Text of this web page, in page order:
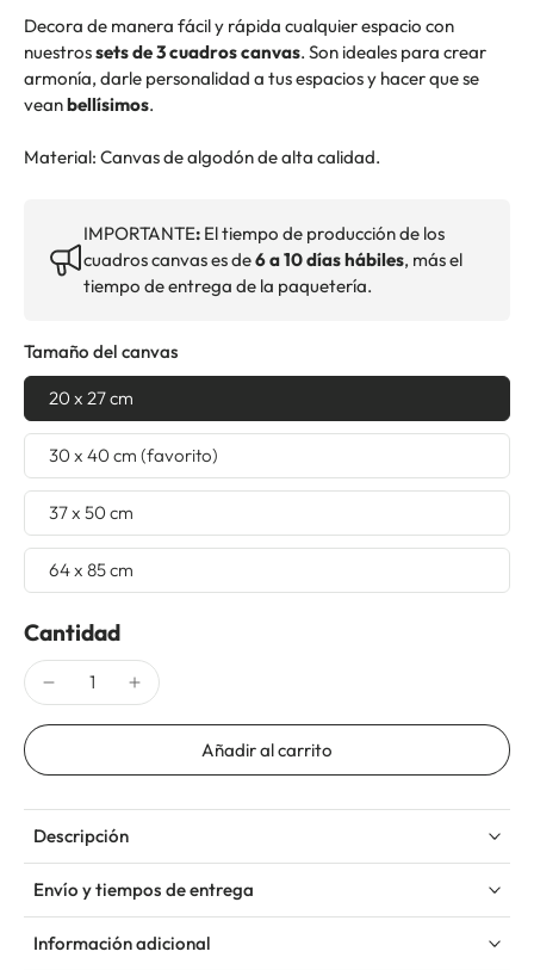
Decora de manera fácil y rápida cualquier espacio con
nuestrossets de 3 cuadros canvas. Son ideales para crear
armonía, darle personalidad a tus espacios y hacer que se
veanbellísimos.
Material: Canvas de algodón de alta calidad.
IMPORTANTE: El tiempo de producción de los
cuadros canvas es de6 a 10 días hábiles, más el
tiempo de entrega de la paquetería.
Tamaño del canvas
20 x 27 cm
30 x 40 cm (favorito)
37 x 50 cm
64 x 85 cm
Cantidad
Añadir al carrito
Descripción
Envío y tiempos de entrega
Información adicional